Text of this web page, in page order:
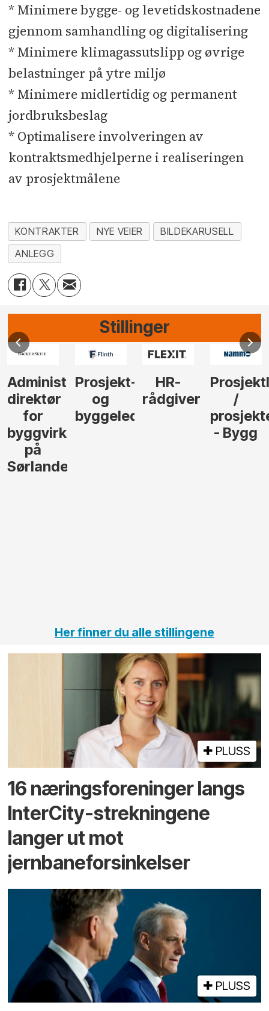
* Minimere bygge- og levetidskostnadene
gjennom samhandling og digitalisering
* Minimere klimagassutslipp og øvrige
belastninger på ytre miljø
* Minimere midlertidig og permanent
jordbruksbeslag
* Optimalisere involveringen av
kontraktsmedhjelperne i realiseringen
av prosjektmålene
KONTRAKTER NYE VEIER
BILDEKARUSELL
ANLEGG
Stillinger
Administrerende
direktør
for
byggvirksomhet
på
Sørlandet
Prosjekt-
og
byggeleder
HR-
rådgiver
/
- Bygg
Her finner du alle stillingene
PLUSS
16 næringsforeninger langs
InterCity-strekningene
langer ut mot
jernbaneforsinkelser
PLUSS